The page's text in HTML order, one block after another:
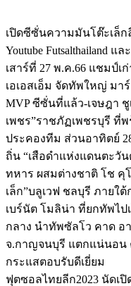
เปิดซีซั่นความมันโต๊ะเล็
Youtube Futsalthailand แ
เสาร์ที่ 27 พ.ค.66 แชมป์เ
เอเอสเอ็ม จัดทัพใหญ่ ม
MVP ซีซั่นที่แล้ว-เจษฎา ชู
เพชร”ราชภัฏเพชรบุรี ที่
ประคองทีม ส่วนอาทิตย์
ถิ่น “เสือดำแห่งแดนตะวั
ทหาร ผสมต่างชาติ โช คุ
เล็ก”บลูเวฟ ชลบุรี ภายใ
เบร์นัต โมลิน่า ที่ยกทัพไ
กลาง นำทัพซัลโว คาด อ
จ.กาญจนบุรี แตกแน่นอน
กระแสตอบรับดีเยี่ยม
ฟุตซอลไทยลีก2023 นัดเ